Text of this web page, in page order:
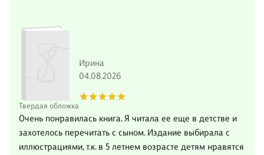
Твердая обложка
Ирина
04.08.2026
Очень понравилась книга. Я читала ее еще в детстве и
захотелось перечитать с сыном. Издание выбирала с
иллюстрациями, т.к. в 5 летнем возрасте детям нравятся